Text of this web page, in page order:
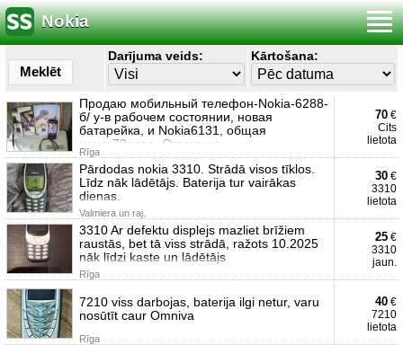
Nokia
Meklēt
Darījuma veids: Kārtošana:
Продаю мобильный телефон-Nokia-6288-
б/ у-в рабочем состоянии, новая
батарейка, и Nokia6131, общая
цена-70евро. Отвечу на
Rīga
70 €
Cits
lietota
Pārdodas nokia 3310. Strādā visos tīklos.
Līdz nāk lādētājs. Baterija tur vairākas
dienas.
Valmiera un raj.
30 €
3310
lietota
3310 Ar defektu displejs mazliet brīžiem
raustās, bet tā viss strādā, ražots 10.2025
nāk līdzi kaste un lādētājs
Rīga
25 €
3310
jaun.
7210 viss darbojas, baterija ilgi netur, varu
nosūtīt caur Omniva
Rīga
40 €
7210
lietota